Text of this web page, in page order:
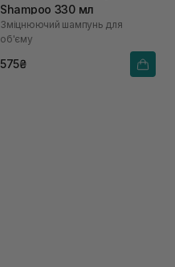
Shampoo 330 мл
Зміцнюючий шампунь для
об'єму
575₴